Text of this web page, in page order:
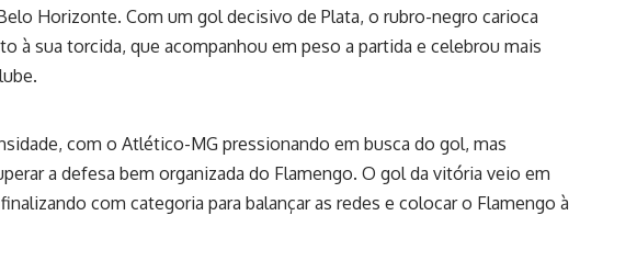
Horizonte. Com um gol decisivo de Plata, o rubro-negro carioca
à sua torcida, que acompanhou em peso a partida e celebrou mais
com o Atlético-MG pressionando em busca do gol, mas
a defesa bem organizada do Flamengo. O gol da vitória veio em
com categoria para balançar as redes e colocar o Flamengo à